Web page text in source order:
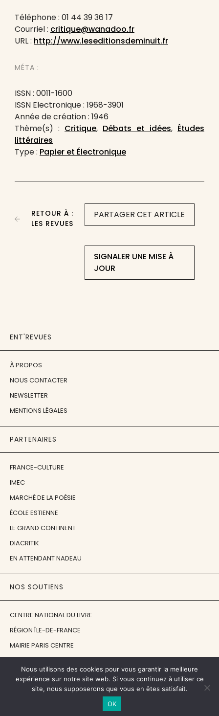
Téléphone : 01 44 39 36 17
Courriel : critique@wanadoo.fr
URL : http://www.leseditionsdeminuit.fr
MÉTA :
ISSN : 0011-1600
ISSN Electronique : 1968-3901
Année de création : 1946
Thème(s) : Critique, Débats et idées, Études
littéraires
Type : Papier et Électronique
PARTAGER CET ARTICLE
SIGNALER UNE MISE À
JOUR
RETOUR À :
LES REVUES
ENT'REVUES
À PROPOS
NOUS CONTACTER
NEWSLETTER
MENTIONS LÉGALES
PARTENAIRES
FRANCE-CULTURE
IMEC
MARCHÉ DE LA POÉSIE
ÉCOLE ESTIENNE
LE GRAND CONTINENT
DIACRITIK
EN ATTENDANT NADEAU
NOS SOUTIENS
CENTRE NATIONAL DU LIVRE
RÉGION ÎLE-DE-FRANCE
MAIRIE PARIS CENTRE
FONDATION JAN MICHALSKI
© 1998 - 2026, ENT'REVUES
Nous utilisons des cookies pour vous garantir la meilleure
expérience sur notre site web. Si vous continuez à utiliser ce
site, nous supposerons que vous en êtes satisfait.
OK